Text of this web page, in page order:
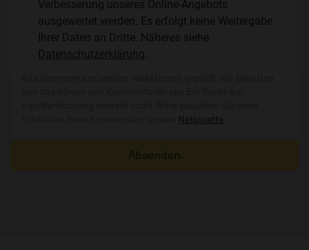
Verbesserung unseres Online-Angebots
ausgewertet werden. Es erfolgt keine Weitergabe
Ihrer Daten an Dritte. Näheres siehe
Datenschutzerklärung
Netiquette
Absenden